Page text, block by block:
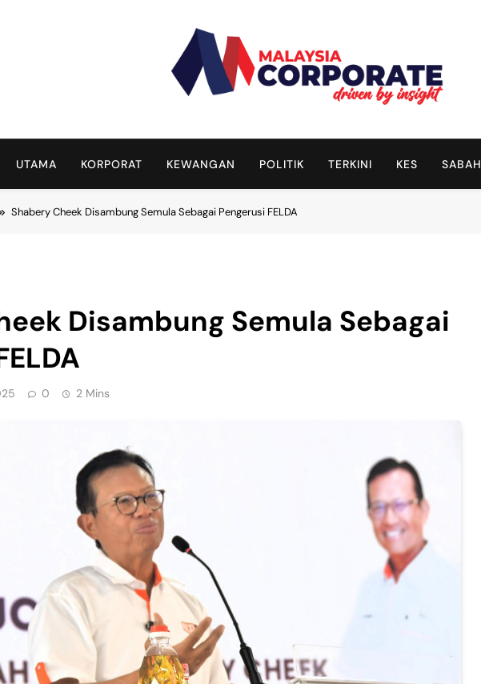
UTAMA KORPORAT KEWANGAN POLITIK TERKINI KES SABAH
Shabery Cheek Disambung Semula Sebagai Pengerusi FELDA
Disambung Semula Sebagai
0 2 Mins